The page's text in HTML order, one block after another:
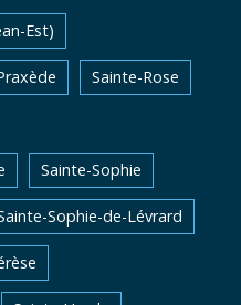
Est)
Sainte-Rose
Sainte-Sophie
Sophie-de-Lévrard